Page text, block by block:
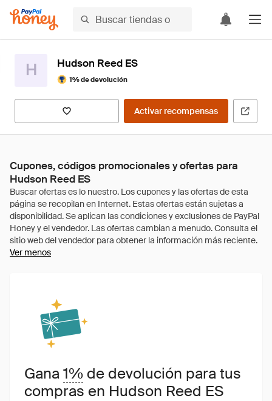
H Hudson Reed ES
1% de devolución
Activar recompensas
Cupones, códigos promocionales y ofertas para
Hudson Reed ES
Ver menos
Gana1% de devolución para tus
compras en Hudson Reed ES